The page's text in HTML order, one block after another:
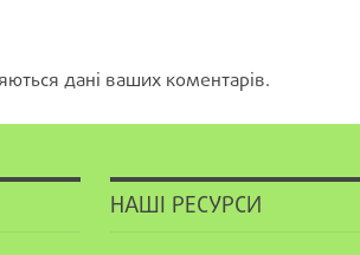
дані ваших коментарів.
НАШІ РЕСУРСИ